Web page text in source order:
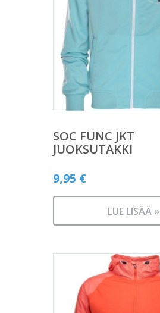
SOC FUNC JKT
JUOKSUTAKKI
9,95 €
LUE LISÄÄ »